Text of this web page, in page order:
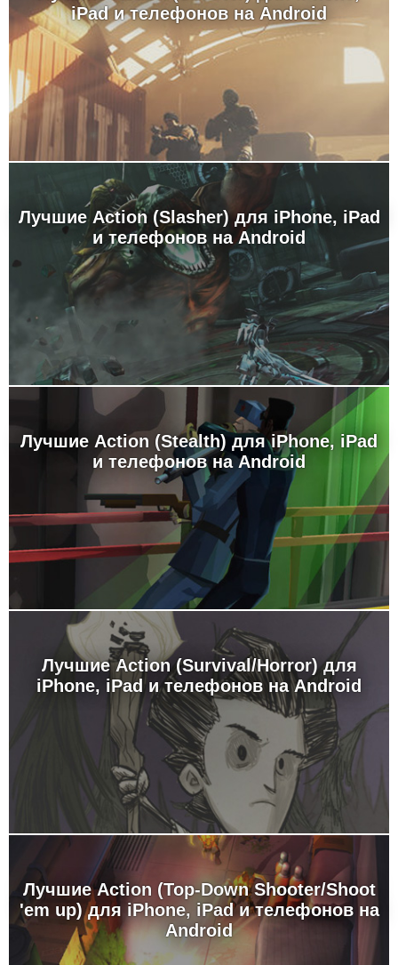
iPad и телефонов на Android
Лучшие Action (Slasher) для iPhone, iPad
и телефонов на Android
Лучшие Action (Stealth) для iPhone, iPad
и телефонов на Android
Лучшие Action (Survival/Horror) для
iPhone, iPad и телефонов на Android
Лучшие Action (Top-Down Shooter/Shoot
'em up) для iPhone, iPad и телефонов на
Android